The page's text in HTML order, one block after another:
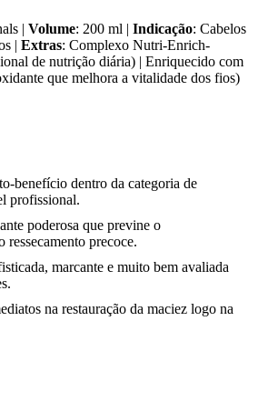
| Volume: 200 ml | Indicação: Cabelos
| Extras: Complexo Nutri-Enrich-
de nutrição diária) | Enriquecido com
que melhora a vitalidade dos fios)
benefício dentro da categoria de
profissional.
poderosa que previne o
ressecamento precoce.
marcante e muito bem avaliada
na restauração da maciez logo na